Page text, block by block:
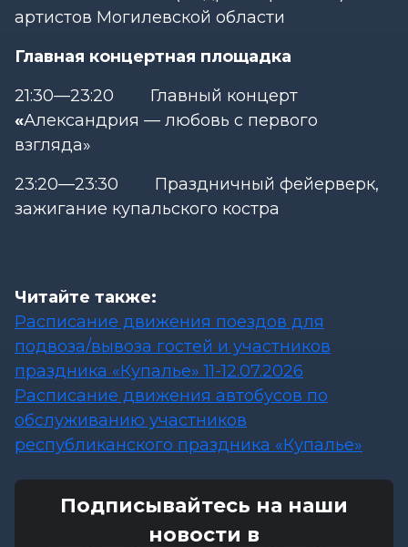
артистов Могилевской области
Главная концертная площадка
21:30—23:20 Главный концерт
«Александрия — любовь с первого
взгляда»
23:20—23:30 Праздничный фейерверк,
зажигание купальского костра
Читайте также:
Расписание движения поездов для
подвоза/вывоза гостей и участников
праздника «Купалье» 11-12.07.2026
Расписание движения автобусов по
обслуживанию участников
республиканского праздника «Купалье»
Подписывайтесь на наши
новости в